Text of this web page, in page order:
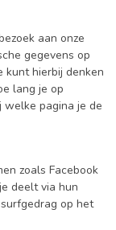
aan onze
gegevens op
kunt hierbij denken
lang je op
welke pagina je de
zoals Facebook
deelt via hun
op het